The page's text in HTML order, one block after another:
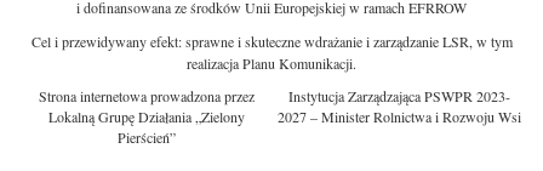
i dofinansowana ze środków Unii Europejskiej w ramach EFRROW
Cel i przewidywany efekt: sprawne i skuteczne wdrażanie i zarządzanie LSR, w tym
realizacja Planu Komunikacji.
Strona internetowa prowadzona przez
Lokalną Grupę Działania „Zielony
Pierścień”
Instytucja Zarządzająca PSWPR 2023-
2027 – Minister Rolnictwa i Rozwoju Wsi